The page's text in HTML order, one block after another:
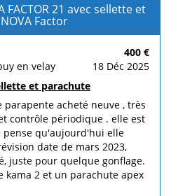
FACTOR 21 avec sellette et
Factor
400 €
en velay
18 Déc 2025
et parachute
parapente acheté neuve , très
contrôle périodique . elle est
pense qu'aujourd'hui elle
date de mars 2023,
juste pour quelque gonflage.
kama 2 et un parachute apex